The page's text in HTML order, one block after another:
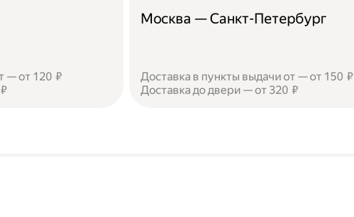
— от 120 ₽
Москва — Санкт-Петербург
Доставка в пункты выдачи от — от 150 ₽
Доставка до двери — от 320 ₽